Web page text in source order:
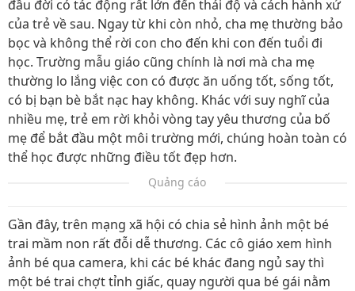
đầu đời có tác động rất lớn đến thái độ và cách hành xử
của trẻ về sau. Ngay từ khi còn nhỏ, cha mẹ thường bảo
bọc và không thể rời con cho đến khi con đến tuổi đi
học. Trường mẫu giáo cũng chính là nơi mà cha mẹ
thường lo lắng việc con có được ăn uống tốt, sống tốt,
có bị bạn bè bắt nạc hay không. Khác với suy nghĩ của
nhiều mẹ, trẻ em rời khỏi vòng tay yêu thương của bố
mẹ để bắt đầu một môi trường mới, chúng hoàn toàn có
thể học được những điều tốt đẹp hơn.
Quảng cáo
Gần đây, trên mạng xã hội có chia sẻ hình ảnh một bé
trai mầm non rất đỗi dễ thương. Các cô giáo xem hình
ảnh bé qua camera, khi các bé khác đang ngủ say thì
một bé trai chợt tỉnh giấc, quay người qua bé gái nằm